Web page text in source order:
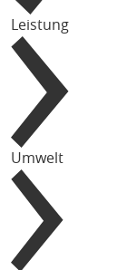
Leistung
Umwelt